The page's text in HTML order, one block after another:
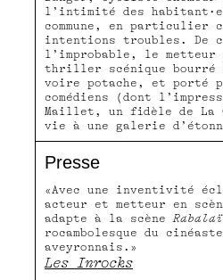
l’intimité des
commune, en particulier
intentions troubles. De
l’improbable, le metteur
thriller scénique bourré
voire potache, et porté
comédiens (dont
Maillet, un fidèle de La
vie à une galerie
Presse
«Avec une inventivité
acteur et metteur en
adapte à la scène
rocambolesque du
aveyronnais.»
Les Inrocks